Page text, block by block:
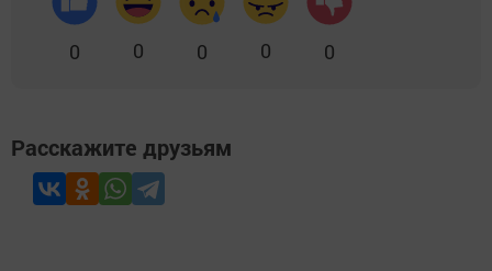
0 0 0 0 0
Расскажите друзьям